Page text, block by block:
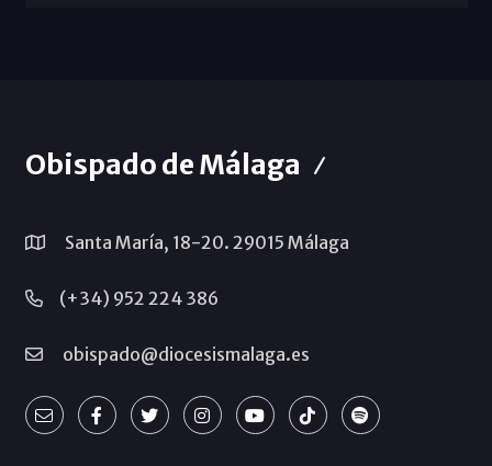
Obispado de Málaga
Santa María, 18-20. 29015 Málaga
(+34) 952 224 386
obispado@diocesismalaga.es